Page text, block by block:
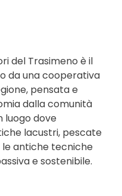
del Trasimeno è il
da una cooperativa
pensata e
dalla comunità
luogo dove
lacustri, pescate
antiche tecniche
e sostenibile.